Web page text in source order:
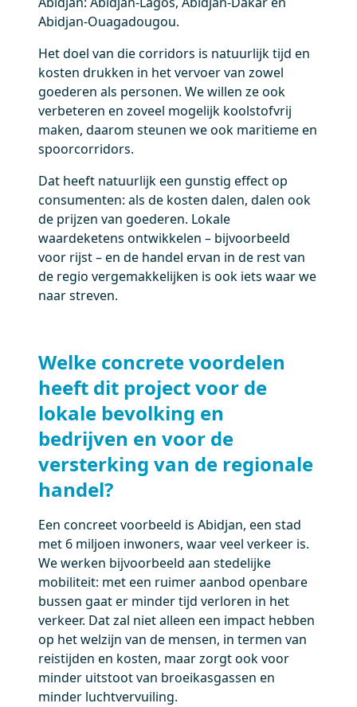
Abidjan-Ouagadougou.
Het doel van die corridors is natuurlijk tijd en
kosten drukken in het vervoer van zowel
goederen als personen. We willen ze ook
verbeteren en zoveel mogelijk koolstofvrij
maken, daarom steunen we ook maritieme en
spoorcorridors.
Dat heeft natuurlijk een gunstig effect op
consumenten: als de kosten dalen, dalen ook
de prijzen van goederen. Lokale
waardeketens ontwikkelen – bijvoorbeeld
voor rijst – en de handel ervan in de rest van
de regio vergemakkelijken is ook iets waar we
naar streven.
Welke concrete voordelen
heeft dit project voor de
lokale bevolking en
bedrijven en voor de
versterking van de regionale
handel?
Een concreet voorbeeld is Abidjan, een stad
met 6 miljoen inwoners, waar veel verkeer is.
We werken bijvoorbeeld aan stedelijke
mobiliteit: met een ruimer aanbod openbare
bussen gaat er minder tijd verloren in het
verkeer. Dat zal niet alleen een impact hebben
op het welzijn van de mensen, in termen van
reistijden en kosten, maar zorgt ook voor
minder uitstoot van broeikasgassen en
minder luchtvervuiling.